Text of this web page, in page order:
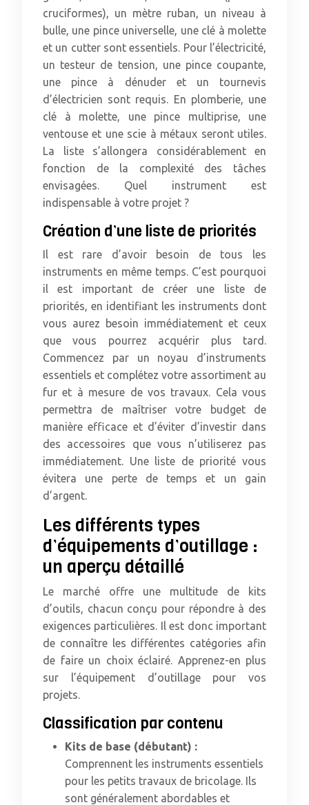
cruciformes), un mètre ruban, un niveau à
bulle, une pince universelle, une clé à molette
et un cutter sont essentiels. Pour l’électricité,
un testeur de tension, une pince coupante,
une pince à dénuder et un tournevis
d’électricien sont requis. En plomberie, une
clé à molette, une pince multiprise, une
ventouse et une scie à métaux seront utiles.
La liste s’allongera considérablement en
fonction de la complexité des tâches
envisagées. Quel instrument est
indispensable à votre projet ?
Création d’une liste de priorités
Il est rare d’avoir besoin de tous les
instruments en même temps. C’est pourquoi
il est important de créer une liste de
priorités, en identifiant les instruments dont
vous aurez besoin immédiatement et ceux
que vous pourrez acquérir plus tard.
Commencez par un noyau d’instruments
essentiels et complétez votre assortiment au
fur et à mesure de vos travaux. Cela vous
permettra de maîtriser votre budget de
manière efficace et d’éviter d’investir dans
des accessoires que vous n’utiliserez pas
immédiatement. Une liste de priorité vous
évitera une perte de temps et un gain
d’argent.
Les différents types
d’équipements d’outillage :
un aperçu détaillé
Le marché offre une multitude de kits
d’outils, chacun conçu pour répondre à des
exigences particulières. Il est donc important
de connaître les différentes catégories afin
de faire un choix éclairé. Apprenez-en plus
sur l’équipement d’outillage pour vos
projets.
Classification par contenu
Kits de base (débutant) :
Comprennent les instruments essentiels
pour les petits travaux de bricolage. Ils
sont généralement abordables et